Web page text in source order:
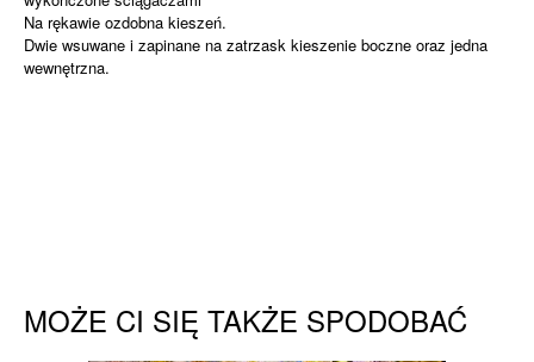
Na rękawie ozdobna kieszeń.
Dwie wsuwane i zapinane na zatrzask kieszenie boczne oraz jedna
wewnętrzna.
MOŻE CI SIĘ TAKŻE SPODOBAĆ